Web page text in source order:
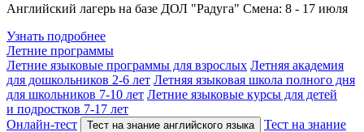
Английский лагерь на базе ДОЛ "Радуга" Смена: 8 - 17 июля
Узнать подробнее
Летние программы
Летние языковые программы для взрослых Летняя академия
для дошкольников 2-6 лет Летняя языковая школа полного дня
для школьников 7-10 лет Летние языковые курсы для детей
и подростков 7-17 лет
Онлайн-тест
Тест на знание английского языка
Тест на знание